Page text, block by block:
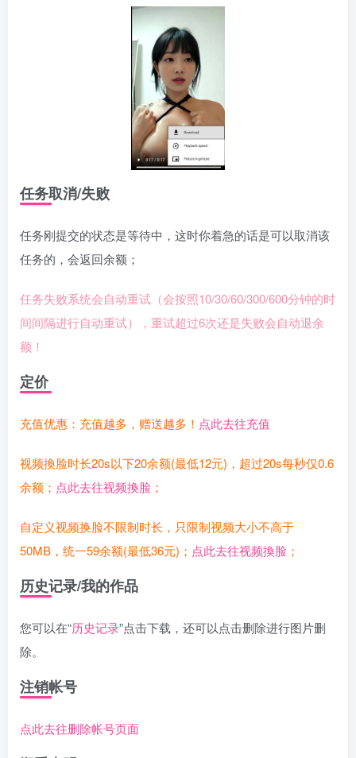
任务取消/失败
任务刚提交的状态是等待中，这时你着急的话是可以取消该
任务的，会返回余额；
任务失败系统会自动重试（会按照10/30/60/300/600分钟的时
间间隔进行自动重试），重试超过6次还是失败会自动退余
额！
定价
充值优惠：充值越多，赠送越多！ 点此去往充值
视频換脸时长20s以下20余额(最低12元)，超过20s每秒仅0.6
余额； 点此去往视频換脸 ；
自定义视频换脸不限制时长，只限制视频大小不高于
50MB，统一59余额(最低36元)； 点此去往视频換脸 ；
历史记录/我的作品
您可以在“历史记录”点击下载，还可以点击删除进行图片删
除。
注销帐号
点此去往删除帐号页面